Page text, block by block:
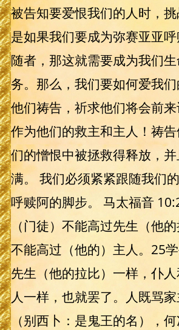
被告知要爱恨我们的人时，
是如果我们要成为弥赛亚亚
随者，那这就需要成为我们
务。那么，我们要如何爱我
他们祷告，祈求他们将会前
作为他们的救主和主人！祷
们的憎恨中被拯救得释放，
满。 我们必须紧紧跟随我们
呼赎阿的脚步。 马太福音
（门徒）不能高过先生（他
不能高过（他的）主人。25
先生（他的拉比）一样，仆
人一样，也就罢了。人既骂
（别西卜：是鬼王的名），